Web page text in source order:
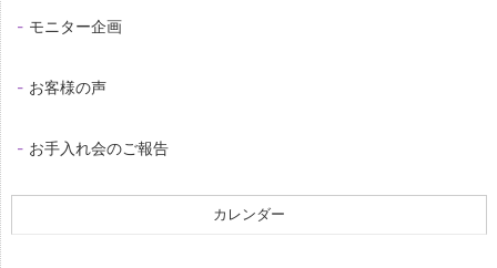
モニター企画
お客様の声
お手入れ会のご報告
カレンダー